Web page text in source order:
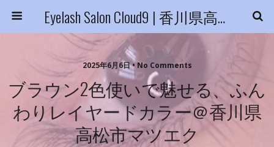
Eyelash Salon Cloud9 | 香川県高松市
2025年6月6日 • No Comments
ブラウン2色使いで魅せる、ふん
わりレイヤードカラー＠香川県
高松市マツエク